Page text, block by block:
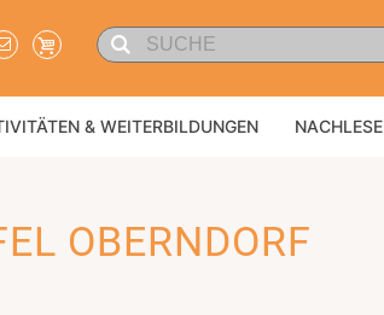
& WEITERBILDUNGEN NACHLESE
OBERNDORF